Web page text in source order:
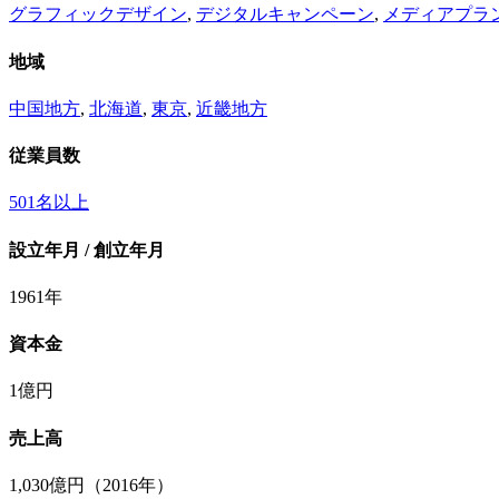
グラフィックデザイン, デジタルキャンペーン, メディアプラ
地域
中国地方, 北海道, 東京, 近畿地方
従業員数
501名以上
設立年月 / 創立年月
1961年
資本金
1億円
売上高
1,030億円（2016年）